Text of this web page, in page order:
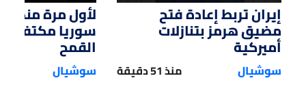
إيران تربط إعادة فتح
مضيق هرمز بتنازلات
أميركية
سوشيال منذ 51 دقيقة
لأول مرة منذ
سوريا مكتفية
القمح
سوشيال